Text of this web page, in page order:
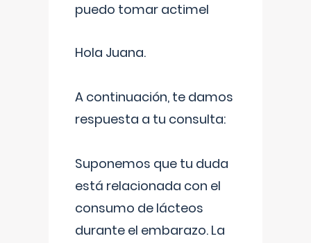
puedo tomar actimel
Hola Juana.
A continuación, te damos
respuesta a tu consulta:
Suponemos que tu duda
está relacionada con el
consumo de lácteos
durante el embarazo. La